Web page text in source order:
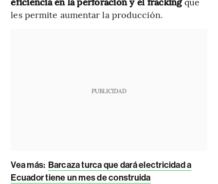
les permite aumentar la producción.
PUBLICIDAD
Vea más: Barcaza turca que dará electricidad a
Ecuador tiene un mes de construida